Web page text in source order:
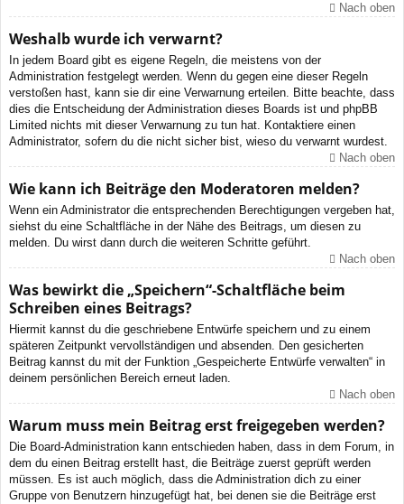
Nach oben
Weshalb wurde ich verwarnt?
In jedem Board gibt es eigene Regeln, die meistens von der
Administration festgelegt werden. Wenn du gegen eine dieser Regeln
verstoßen hast, kann sie dir eine Verwarnung erteilen. Bitte beachte, dass
dies die Entscheidung der Administration dieses Boards ist und phpBB
Limited nichts mit dieser Verwarnung zu tun hat. Kontaktiere einen
Administrator, sofern du die nicht sicher bist, wieso du verwarnt wurdest.
Nach oben
Wie kann ich Beiträge den Moderatoren melden?
Wenn ein Administrator die entsprechenden Berechtigungen vergeben hat,
siehst du eine Schaltfläche in der Nähe des Beitrags, um diesen zu
melden. Du wirst dann durch die weiteren Schritte geführt.
Nach oben
Was bewirkt die „Speichern“-Schaltfläche beim
Schreiben eines Beitrags?
Hiermit kannst du die geschriebene Entwürfe speichern und zu einem
späteren Zeitpunkt vervollständigen und absenden. Den gesicherten
Beitrag kannst du mit der Funktion „Gespeicherte Entwürfe verwalten“ in
deinem persönlichen Bereich erneut laden.
Nach oben
Warum muss mein Beitrag erst freigegeben werden?
Die Board-Administration kann entschieden haben, dass in dem Forum, in
dem du einen Beitrag erstellt hast, die Beiträge zuerst geprüft werden
müssen. Es ist auch möglich, dass die Administration dich zu einer
Gruppe von Benutzern hinzugefügt hat, bei denen sie die Beiträge erst